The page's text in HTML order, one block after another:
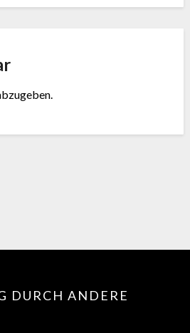
DURCH ANDERE